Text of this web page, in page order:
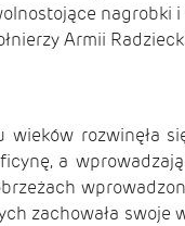
nagrobki
Armii
rozwinęła
a
zachowała swoje